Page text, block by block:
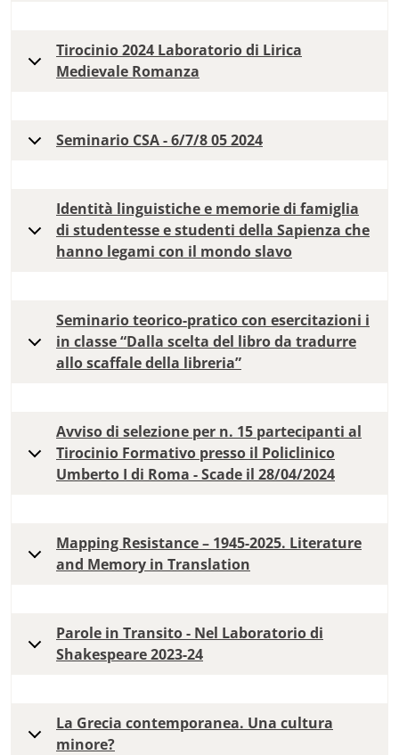
Tirocinio 2024 Laboratorio di Lirica
Medievale Romanza
Seminario CSA - 6/7/8 05 2024
Identità linguistiche e memorie di famiglia
di studentesse e studenti della Sapienza che
hanno legami con il mondo slavo
Seminario teorico-pratico con esercitazioni i
in classe “Dalla scelta del libro da tradurre
allo scaffale della libreria”
Avviso di selezione per n. 15 partecipanti al
Tirocinio Formativo presso il Policlinico
Umberto I di Roma - Scade il 28/04/2024
Mapping Resistance – 1945-2025. Literature
and Memory in Translation
Parole in Transito - Nel Laboratorio di
Shakespeare 2023-24
La Grecia contemporanea. Una cultura
minore?